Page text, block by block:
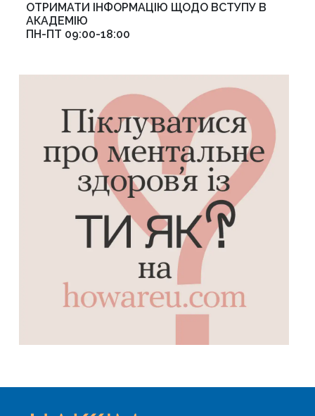
ОТРИМАТИ ІНФОРМАЦІЮ ЩОДО ВСТУПУ В
АКАДЕМІЮ
ПН-ПТ 09:00-18:00